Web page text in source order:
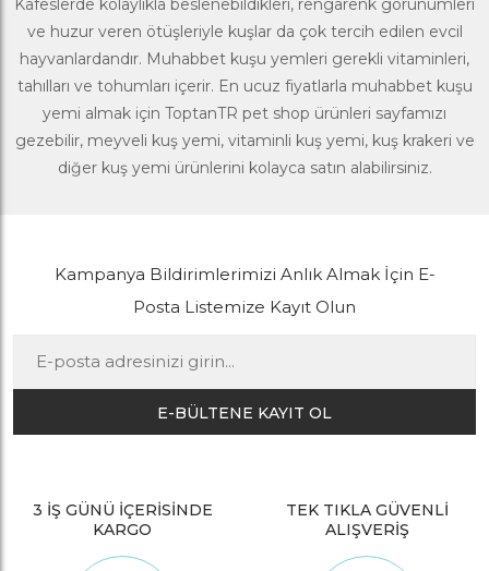
Kafeslerde kolaylıkla beslenebildikleri, rengarenk görünümleri
ve huzur veren ötüşleriyle kuşlar da çok tercih edilen evcil
hayvanlardandır. Muhabbet kuşu yemleri gerekli vitaminleri,
tahılları ve tohumları içerir. En ucuz fiyatlarla muhabbet kuşu
yemi almak için ToptanTR pet shop ürünleri sayfamızı
gezebilir, meyveli kuş yemi, vitaminli kuş yemi, kuş krakeri ve
diğer kuş yemi ürünlerini kolayca satın alabilirsiniz.
Kampanya Bildirimlerimizi Anlık Almak İçin E-
Posta Listemize Kayıt Olun
E-BÜLTENE KAYIT OL
3 İŞ GÜNÜ İÇERİSİNDE
KARGO
TEK TIKLA GÜVENLİ
ALIŞVERİŞ